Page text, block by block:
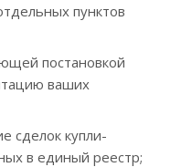
пунктов
постановкой
ваших
сделок купли-
в единый реестр;